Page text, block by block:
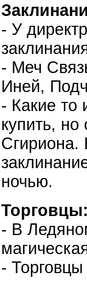
- У
- Меч
Иней,
- Какие то
купить,
Сгириона.
ночью.
Торговцы:
- В
-